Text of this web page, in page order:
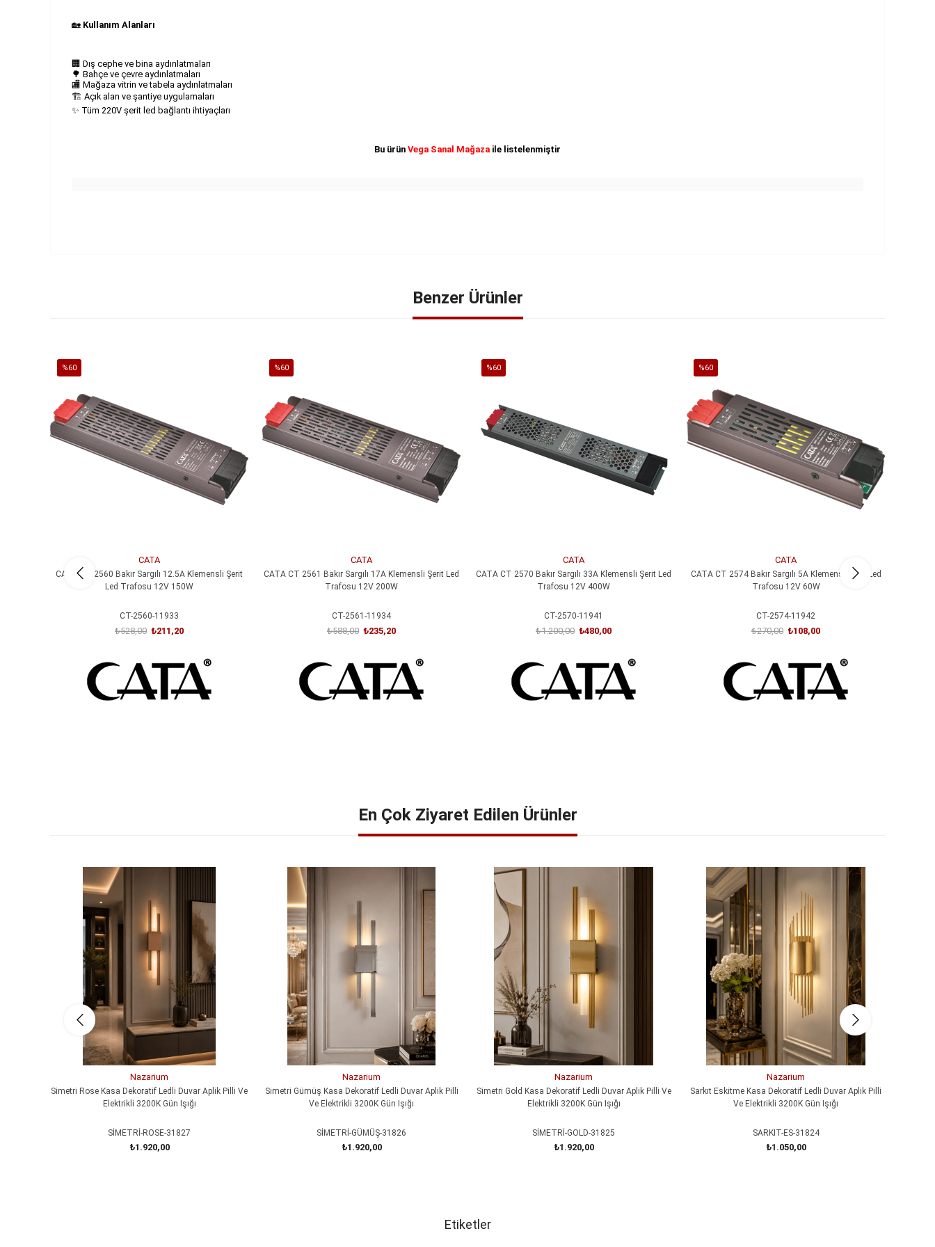
🏡 Kullanım Alanları
🏢 Dış cephe ve bina aydınlatmaları
🌳 Bahçe ve çevre aydınlatmaları
🏬 Mağaza vitrin ve tabela aydınlatmaları
🏗 Açık alan ve şantiye uygulamaları
✨ Tüm 220V şerit led bağlantı ihtiyaçları
Bu ürün Vega Sanal Mağaza ile listelenmiştir
Benzer Ürünler
%60
%60İndirim
CATA
CATA CT 2560 Bakır Sargılı 12.5A Klemensli Şerit
Led Trafosu 12V 150W
CT-2560-11933
₺211,20
₺528,00
%60
%60İndirim
CATA
CATA CT 2561 Bakır Sargılı 17A Klemensli Şerit Led
Trafosu 12V 200W
CT-2561-11934
₺235,20
₺588,00
%60
%60İndirim
CATA
CATA CT 2570 Bakır Sargılı 33A Klemensli Şerit Led
Trafosu 12V 400W
CT-2570-11941
₺480,00
₺1.200,00
%60
%60İndirim
CATA
CATA CT 2574 Bakır Sargılı 5A Klemensli Şerit Led
Trafosu 12V 60W
CT-2574-11942
₺108,00
₺270,00
En Çok Ziyaret Edilen Ürünler
Nazarium
Simetri Rose Kasa Dekoratif Ledli Duvar Aplik Pilli Ve
Elektrikli 3200K Gün Işığı
SİMETRİ-ROSE-31827
₺1.920,00
Nazarium
Simetri Gümüş Kasa Dekoratif Ledli Duvar Aplik Pilli
Ve Elektrikli 3200K Gün Işığı
SİMETRİ-GÜMÜŞ-31826
₺1.920,00
Nazarium
Simetri Gold Kasa Dekoratif Ledli Duvar Aplik Pilli Ve
Elektrikli 3200K Gün Işığı
SİMETRİ-GOLD-31825
₺1.920,00
Nazarium
Sarkıt Eskitme Kasa Dekoratif Ledli Duvar Aplik Pilli
Ve Elektrikli 3200K Gün Işığı
SARKIT-ES-31824
₺1.050,00
Etiketler